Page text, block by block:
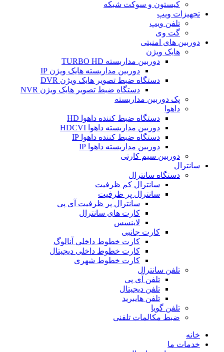
کیستون و سوکت شبکه
تجهیزات ویپ
تلفن ویپ
گت وی
دوربین های امنیتی
هایک ویژن
دوربین مداربسته TURBO HD
دوربین مداربسته هایک ویژن IP
دستگاه ضبط تصویر هایک ویژن DVR
دستگاه ضبط تصویر هایک ویژن NVR
پک دوربین مداربسته
داهوا
دستگاه ضبط کننده داهوا HD
دوربین مداربسته داهوا HDCVI
دستگاه ضبط کننده داهوا IP
دوربین مداربسته داهوا IP
دوربین سیم کارتی
سانترال
دستگاه سانترال
سانترال کم ظرفیت
سانترال پر ظرفیت
سانترال پر ظرفیت آی پی
کارت های سانترال
لاینسس
کارت جانبی
کارت خطوط داخلی آنالوگ
کارت خطوط داخلی دیجیتال
کارت خطوط شهری
تلفن سانترال
تلفن آی پی
تلفن دیجیتال
تلفن هایبرید
تلفن گویا
ضبط مکالمات تلفنی
خانه
خدمات ما